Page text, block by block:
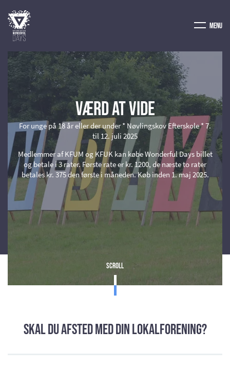
Menu
Værd at vide
For unge på 18 år eller der under * Nøvlingskov Efterskole * 7.
til 12. juli 2025
Medlemmer af KFUM og KFUK kan købe Wonderful Days billet
og betale i 3 rater. Første rate er kr. 1200, de næste to rater
betales kr. 375 den første i måneden. Køb inden 1. maj 2025.
Scroll
Skal du afsted med din lokalforening?